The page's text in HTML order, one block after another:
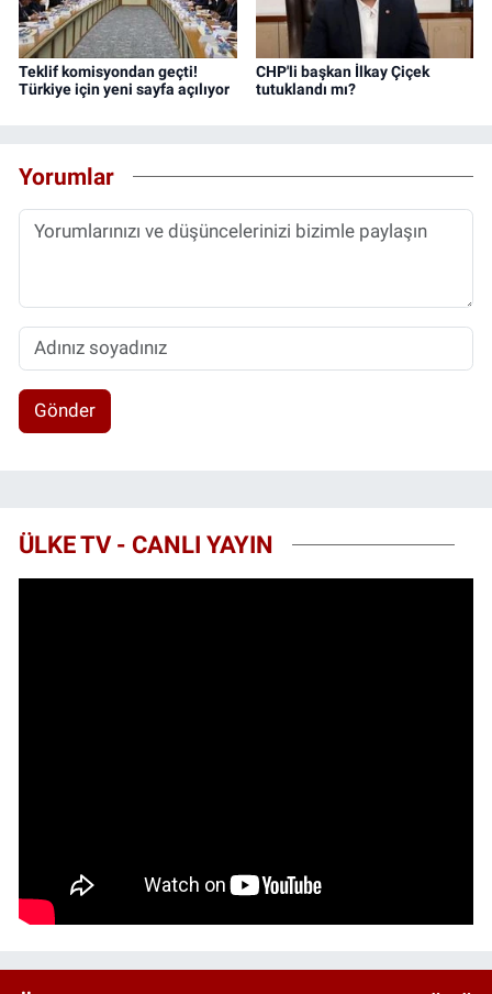
Teklif komisyondan geçti!
Türkiye için yeni sayfa açılıyor
CHP'li başkan İlkay Çiçek
tutuklandı mı?
Yorumlar
Gönder
ÜLKE TV - CANLI YAYIN